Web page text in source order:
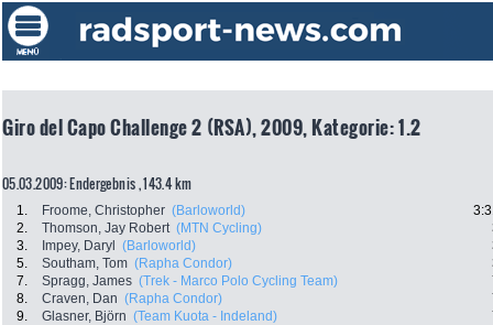
Giro del Capo Challenge 2 (RSA), 2009, Kategorie: 1.2
05.03.2009: Endergebnis , 143.4 km
1. Froome, Christopher (Barloworld)
2.
Thomson, Jay Robert (MTN Cycling)
3.
Impey, Daryl (Barloworld)
5.
Southam, Tom (Rapha Condor)
7.
Spragg, James (Trek - Marco Polo Cycling Team)
8.
Craven, Dan (Rapha Condor)
9.
Glasner, Björn (Team Kuota - Indeland)